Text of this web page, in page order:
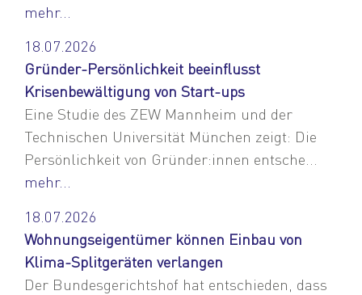
mehr...
18.07.2026
Gründer-Persönlichkeit beeinflusst
Krisenbewältigung von Start-ups
Eine Studie des ZEW Mannheim und der
Technischen Universität München zeigt: Die
Persönlichkeit von Gründer:innen entsche...
mehr...
18.07.2026
Wohnungseigentümer können Einbau von
Klima-Splitgeräten verlangen
Der Bundesgerichtshof hat entschieden, dass